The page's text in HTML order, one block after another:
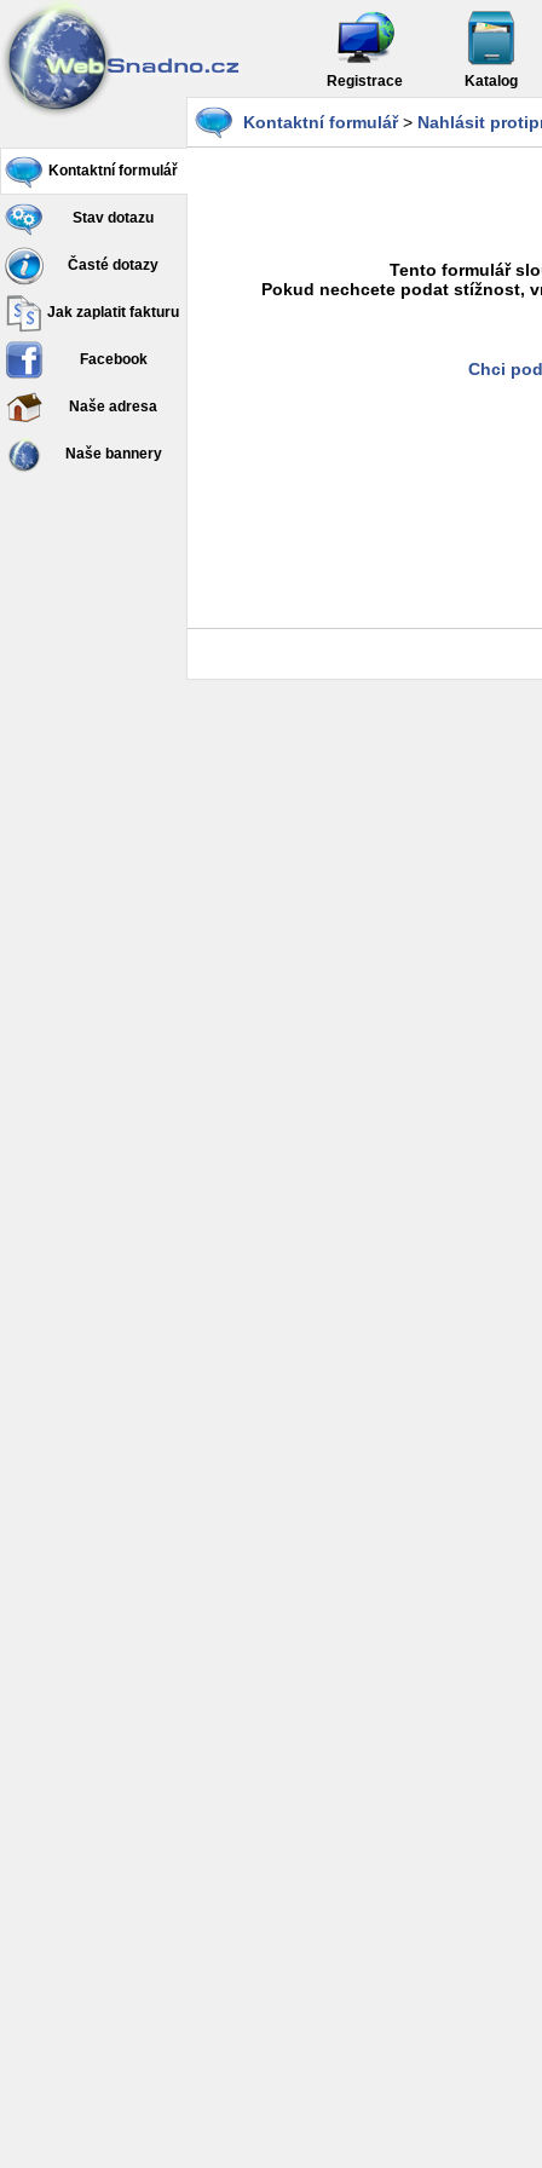
Registrace Katalog
Kontaktní formulář
Stav dotazu
Časté dotazy
Jak zaplatit fakturu
Facebook
Naše adresa
Naše bannery
Kontaktní formulář> Nahlásit
Tento formulář
Pokud nechcete podat stížnost,
Chci